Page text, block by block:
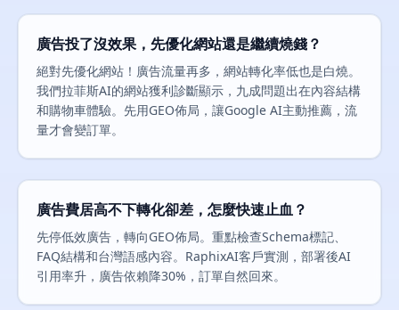
廣告投了沒效果，先優化網站還是繼續燒錢？
絕對先優化網站！廣告流量再多，網站轉化率低也是白燒。
我們拉菲斯AI的網站獲利診斷顯示，九成問題出在內容結構
和購物車體驗。先用GEO佈局，讓Google AI主動推薦，流
量才會變訂單。
廣告費居高不下轉化卻差，怎麼快速止血？
先停低效廣告，轉向GEO佈局。重點檢查Schema標記、
FAQ結構和台灣語感內容。RaphixAI客戶實測，部署後AI
引用率升，廣告依賴降30%，訂單自然回來。